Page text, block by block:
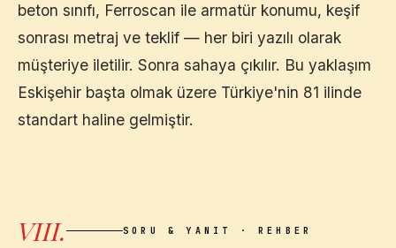
beton sınıfı, Ferroscan ile armatür konumu, keşif
sonrası metraj ve teklif — her biri yazılı olarak
müşteriye iletilir. Sonra sahaya çıkılır. Bu yaklaşım
Eskişehir başta olmak üzere Türkiye'nin 81 ilinde
standart haline gelmiştir.
VIII. SORU & YANIT · REHBER